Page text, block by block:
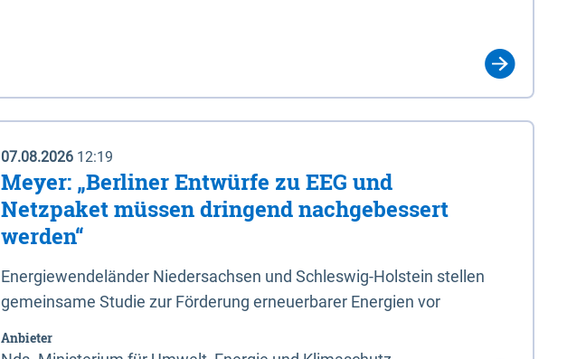
07.08.2026 12:19
Meyer: „Berliner Entwürfe zu EEG und
Netzpaket müssen dringend nachgebessert
werden“
Energiewendeländer Niedersachsen und Schleswig-Holstein stellen
gemeinsame Studie zur Förderung erneuerbarer Energien vor
Anbieter